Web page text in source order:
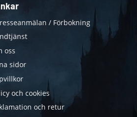
/ Förbokning
oss
sidor
och cookies
och retur